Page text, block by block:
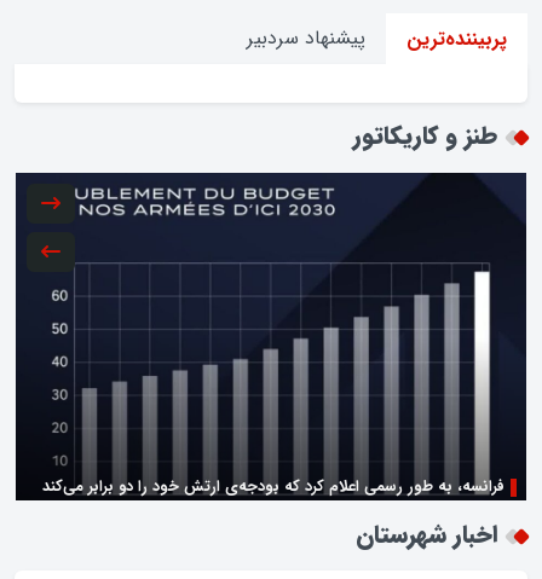
پربیننده‌ترین پیشنهاد سردبیر
طنز و کاریکاتور
فرانسه، به طور رسمی اعلام کرد که بودجه‌ی ارتش خود را دو برابر می‌کند